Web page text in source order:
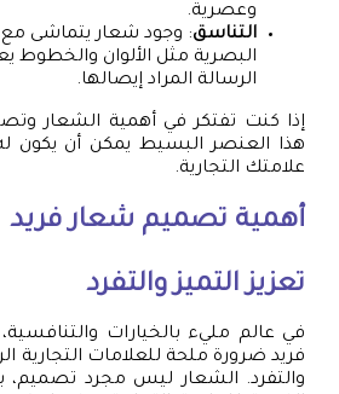
وعصرية.
التناسق: وجود شعار يتماشى مع
البصرية مثل الألوان والخطوط
الرسالة المراد إيصالها.
إذا كنت تفتكر في أهمية الشعار
هذا العنصر البسيط يمكن أن يكون له
علامتك التجارية.
أهمية تصميم شعارفريد
تعزيز التميز والتفرد
في عالم مليء بالخيارات
فريد ضرورة ملحة للعلامات التجارية
والتفرد. الشعار ليس مجرد تصميم،